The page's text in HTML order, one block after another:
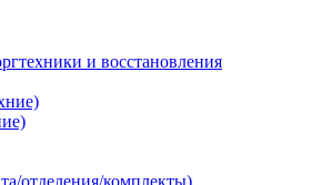
и восстановления
отделения/комплекты)